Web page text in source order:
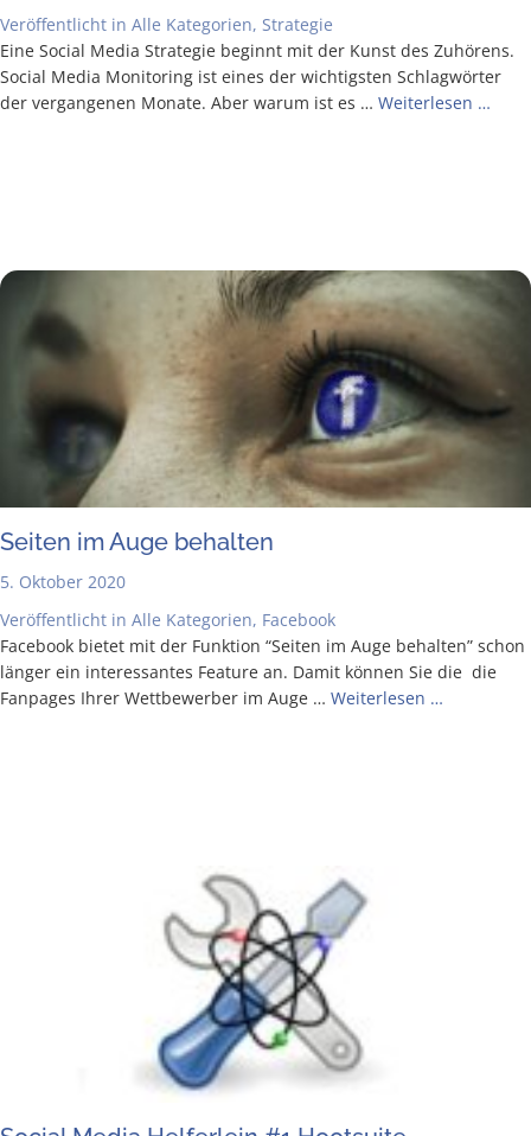
Veröffentlicht in Alle Kategorien, Strategie
Eine Social Media Stra­te­gie beginnt mit der Kunst des Zuhö­rens.
Social Media Moni­to­ring ist eines der wich­tigs­ten Schlag­wör­ter
der ver­gan­ge­nen Mona­te. Aber war­um ist es … Wei­ter­le­sen …
Sei­ten im Auge behalten
5. Oktober 2020
Veröffentlicht in Alle Kategorien, Facebook
Face­book bie­tet mit der Funk­ti­on “Sei­ten im Auge behal­ten” schon
län­ger ein inter­es­san­tes Fea­ture an. Damit kön­nen Sie die die
Fan­pages Ihrer Wett­be­wer­ber im Auge … Wei­ter­le­sen …